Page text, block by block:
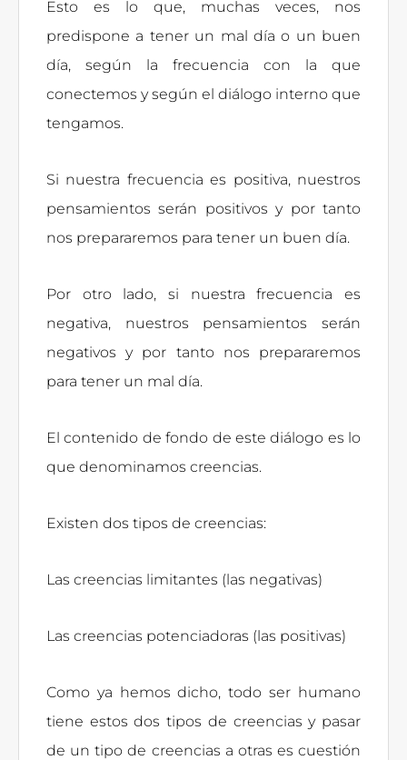
Esto es lo que, muchas veces, nos
predispone a tener un mal día o un buen
día, según la frecuencia con la que
conectemos y según el diálogo interno que
tengamos.
Si nuestra frecuencia es positiva, nuestros
pensamientos serán positivos y por tanto
nos prepararemos para tener un buen día.
Por otro lado, si nuestra frecuencia es
negativa, nuestros pensamientos serán
negativos y por tanto nos prepararemos
para tener un mal día.
El contenido de fondo de este diálogo es lo
que denominamos creencias.
Existen dos tipos de creencias:
Las creencias limitantes (las negativas)
Las creencias potenciadoras (las positivas)
Como ya hemos dicho, todo ser humano
tiene estos dos tipos de creencias y pasar
de un tipo de creencias a otras es cuestión